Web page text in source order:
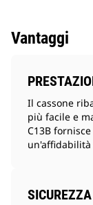
Vantaggi
Il cassone
più facile e
C13B
un'affidabilità